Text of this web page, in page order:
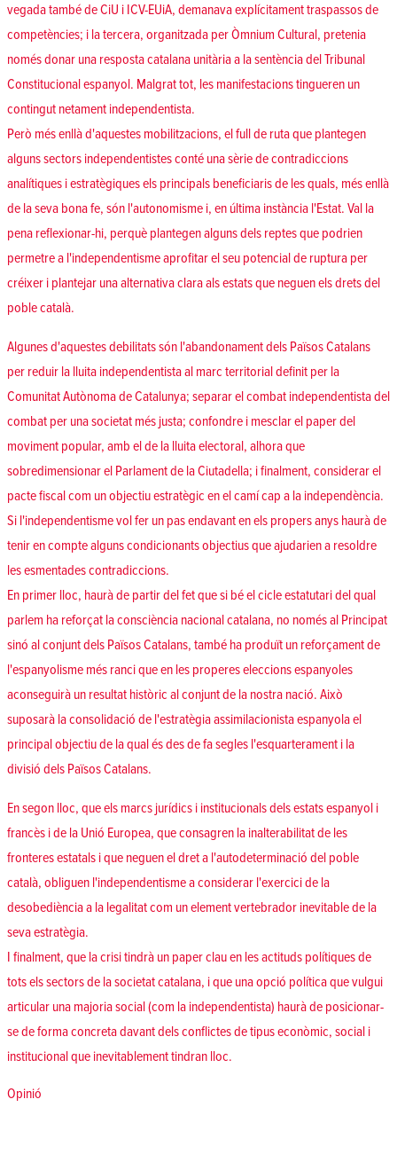
vegada també de CiU i ICV-EUiA, demanava explícitament traspassos de
competències; i la tercera, organitzada per Òmnium Cultural, pretenia
només donar una resposta catalana unitària a la sentència del Tribunal
Constitucional espanyol. Malgrat tot, les manifestacions tingueren un
contingut netament independentista.
Però més enllà d'aquestes mobilitzacions, el full de ruta que plantegen
alguns sectors independentistes conté una sèrie de contradiccions
analítiques i estratègiques els principals beneficiaris de les quals, més enllà
de la seva bona fe, són l'autonomisme i, en última instància l'Estat. Val la
pena reflexionar-hi, perquè plantegen alguns dels reptes que podrien
permetre a l'independentisme aprofitar el seu potencial de ruptura per
créixer i plantejar una alternativa clara als estats que neguen els drets del
poble català.
Algunes d'aquestes debilitats són l'abandonament dels Països Catalans
per reduir la lluita independentista al marc territorial definit per la
Comunitat Autònoma de Catalunya; separar el combat independentista del
combat per una societat més justa; confondre i mesclar el paper del
moviment popular, amb el de la lluita electoral, alhora que
sobredimensionar el Parlament de la Ciutadella; i finalment, considerar el
pacte fiscal com un objectiu estratègic en el camí cap a la independència.
Si l'independentisme vol fer un pas endavant en els propers anys haurà de
tenir en compte alguns condicionants objectius que ajudarien a resoldre
les esmentades contradiccions.
En primer lloc, haurà de partir del fet que si bé el cicle estatutari del qual
parlem ha reforçat la consciència nacional catalana, no només al Principat
sinó al conjunt dels Països Catalans, també ha produït un reforçament de
l'espanyolisme més ranci que en les properes eleccions espanyoles
aconseguirà un resultat històric al conjunt de la nostra nació. Això
suposarà la consolidació de l'estratègia assimilacionista espanyola el
principal objectiu de la qual és des de fa segles l'esquarterament i la
divisió dels Països Catalans.
En segon lloc, que els marcs jurídics i institucionals dels estats espanyol i
francès i de la Unió Europea, que consagren la inalterabilitat de les
fronteres estatals i que neguen el dret a l'autodeterminació del poble
català, obliguen l'independentisme a considerar l'exercici de la
desobediència a la legalitat com un element vertebrador inevitable de la
seva estratègia.
I finalment, que la crisi tindrà un paper clau en les actituds polítiques de
tots els sectors de la societat catalana, i que una opció política que vulgui
articular una majoria social (com la independentista) haurà de posicionar-
se de forma concreta davant dels conflictes de tipus econòmic, social i
institucional que inevitablement tindran lloc.
Posted in
Opinió